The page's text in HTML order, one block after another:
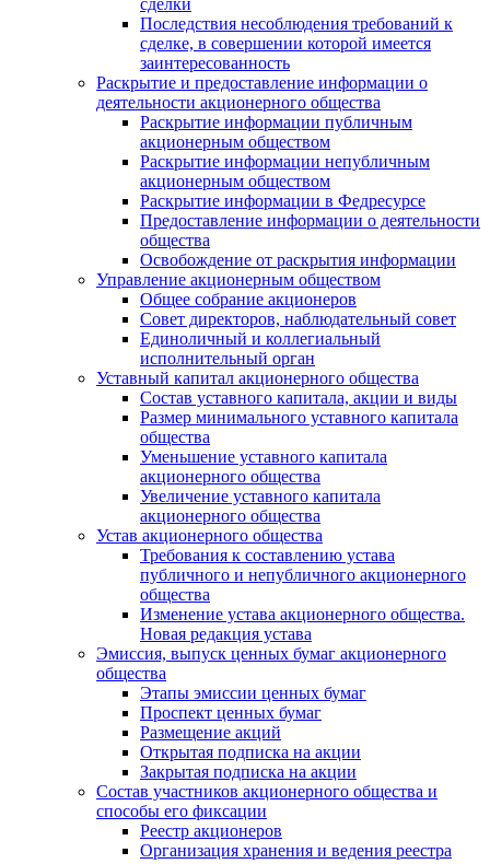
сделки
Последствия несоблюдения требований к
сделке, в совершении которой имеется
заинтересованность
Раскрытие и предоставление информации о
деятельности акционерного общества
Раскрытие информации публичным
акционерным обществом
Раскрытие информации непубличным
акционерным обществом
Раскрытие информации в Федресурсе
Предоставление информации о деятельности
общества
Освобождение от раскрытия информации
Управление акционерным обществом
Общее собрание акционеров
Совет директоров, наблюдательный совет
Единоличный и коллегиальный
исполнительный орган
Уставный капитал акционерного общества
Состав уставного капитала, акции и виды
Размер минимального уставного капитала
общества
Уменьшение уставного капитала
акционерного общества
Увеличение уставного капитала
акционерного общества
Устав акционерного общества
Требования к составлению устава
публичного и непубличного акционерного
общества
Изменение устава акционерного общества.
Новая редакция устава
Эмиссия, выпуск ценных бумаг акционерного
общества
Этапы эмиссии ценных бумаг
Проспект ценных бумаг
Размещение акций
Открытая подписка на акции
Закрытая подписка на акции
Состав участников акционерного общества и
способы его фиксации
Реестр акционеров
Организация хранения и ведения реестра